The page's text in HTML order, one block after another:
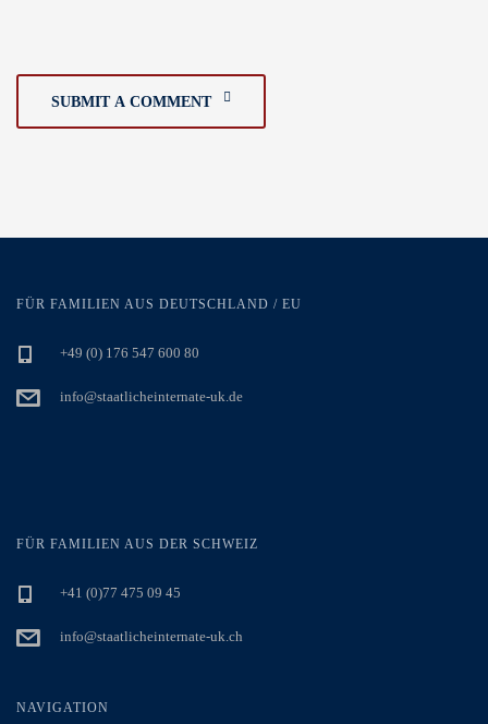
SUBMIT A COMMENT
FÜR FAMILIEN AUS DEUTSCHLAND / EU
+49 (0) 176 547 600 80
info@staatlicheinternate-uk.de
FÜR FAMILIEN AUS DER SCHWEIZ
+41 (0)77 475 09 45
info@staatlicheinternate-uk.ch
NAVIGATION